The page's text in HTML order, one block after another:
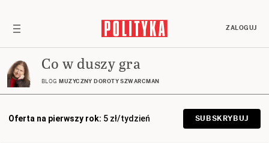
ZALOGUJ
Co w duszy gra
BLOG MUZYCZNY DOROTY SZWARCMAN
Oferta na pierwszy rok: 5 zł/tydzień SUBSKRYBUJ